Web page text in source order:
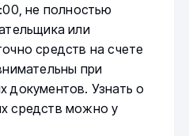
не полностью
или
средств на счете
при
документов. Узнать о
средств можно у